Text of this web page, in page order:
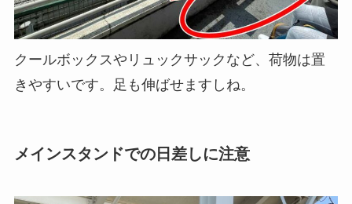
クールボックスやリュックサックなど、荷物は置
きやすいです。足も伸ばせますしね。
メインスタンドでの日差しに注意